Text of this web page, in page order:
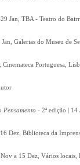
29 Jan, TBA - Teatro do
Galerias do Museu de
Cinemateca Portuguesa,
Pensamento - 2ª edição |
Dez, Biblioteca da
a 15 Dez, Vários locais,